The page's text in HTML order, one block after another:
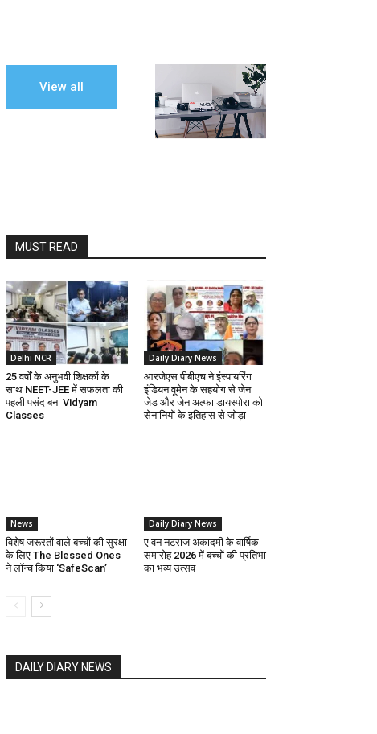
View all
MUST READ
Delhi NCR
25 वर्षों के अनुभवी शिक्षकों के
साथ NEET-JEE में सफलता की
पहली पसंद बना Vidyam
Classes
Daily Diary News
आरजेएस पीबीएच ने इंस्पायरिंग
इंडियन वूमेन के सहयोग से जेन
जेड और जेन अल्फा डायस्पोरा को
सेनानियों के इतिहास से जोड़ा
News
विशेष जरूरतों वाले बच्चों की सुरक्षा
के लिए The Blessed Ones
ने लॉन्च किया ‘SafeScan’
Daily Diary News
ए वन नटराज अकादमी के वार्षिक
समारोह 2026 में बच्चों की प्रतिभा
का भव्य उत्सव
DAILY DIARY NEWS